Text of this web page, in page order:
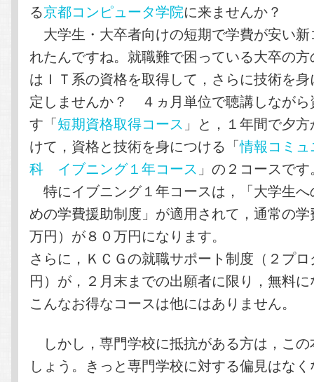
る京都コンピュータ学院に来ませんか？
大学生・大卒者向けの短期で学費が安い
れたんですね。就職難で困っている大卒の
はＩＴ系の資格を取得して，さらに技術を
定しませんか？ ４ヵ月単位で聴講しながら
す「短期資格取得コース 」と，１年間で夕
けて，資格と技術を身につける「情報コミ
科 イブニング１年コース 」の２コースで
特にイブニング１年コースは，「大学生
めの学費援助制度」が適用されて，通常の
万円）が８０万円になります。
さらに，ＫＣＧの就職サポート制度（２プ
円）が，２月末までの出願者に限り，無料
こんなお得なコースは他にはありません。
しかし，専門学校に抵抗がある方は，こ
しょう。きっと専門学校に対する偏見はな